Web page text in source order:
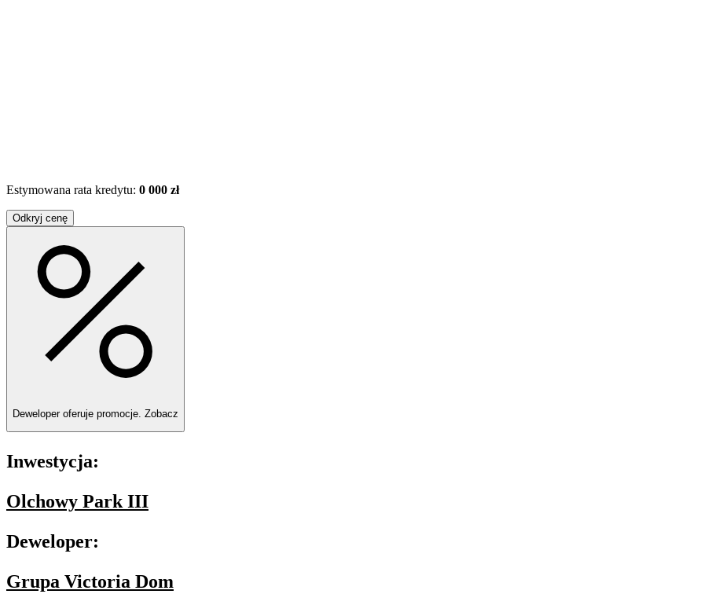
Estymowana rata kredytu: 0 000 zł
Odkryj cenę
Deweloper oferuje promocje. Zobacz
Inwestycja:
Olchowy Park III
Deweloper:
Grupa Victoria Dom